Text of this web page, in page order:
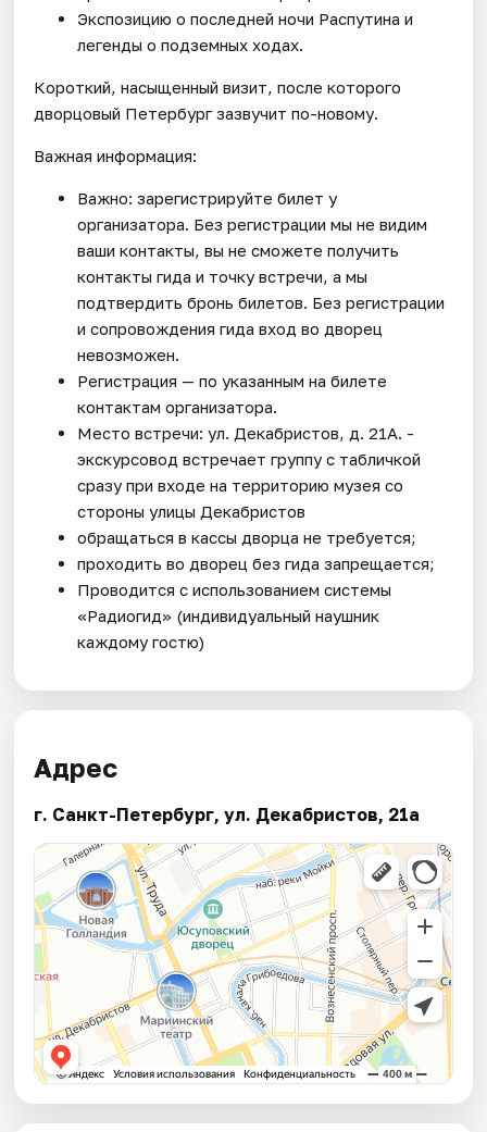
Экспозицию о последней ночи Распутина и
легенды о подземных ходах.
Короткий, насыщенный визит, после которого
дворцовый Петербург зазвучит по-новому.
Важная информация:
Важно: зарегистрируйте билет у
организатора. Без регистрации мы не видим
ваши контакты, вы не сможете получить
контакты гида и точку встречи, а мы
подтвердить бронь билетов. Без регистрации
и сопровождения гида вход во дворец
невозможен.
Регистрация — по указанным на билете
контактам организатора.
Место встречи: ул. Декабристов, д. 21А. -
экскурсовод встречает группу с табличкой
сразу при входе на территорию музея со
стороны улицы Декабристов
обращаться в кассы дворца не требуется;
проходить во дворец без гида запрещается;
Проводится с использованием системы
«Радиогид» (индивидуальный наушник
каждому гостю)
Адрес
г. Санкт-Петербург, ул. Декабристов, 21а